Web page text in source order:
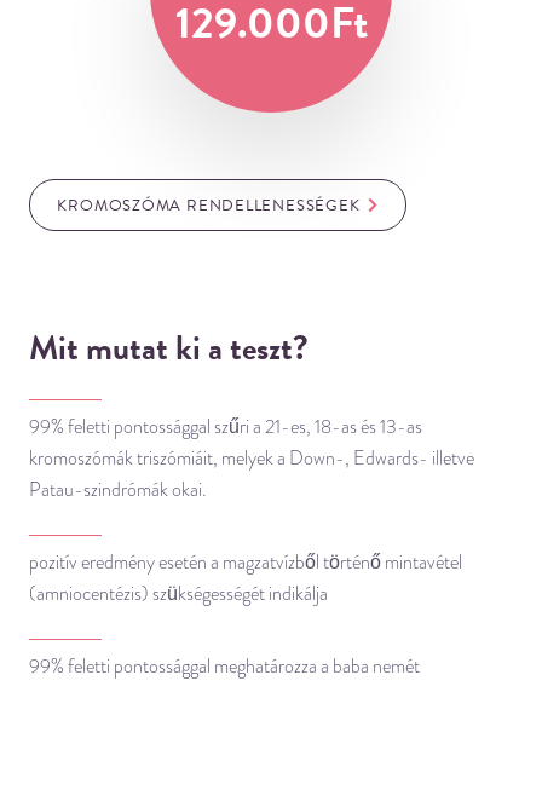
129.000Ft
KROMOSZÓMA RENDELLENESSÉGEK
Mit mutat ki a teszt?
99% feletti pontossággal szűri a 21-es, 18-as és 13-as
kromoszómák triszómiáit, melyek a Down-, Edwards- illetve
Patau-szindrómák okai.
pozitív eredmény esetén a magzatvízből történő mintavétel
(amniocentézis) szükségességét indikálja
99% feletti pontossággal meghatározza a baba nemét